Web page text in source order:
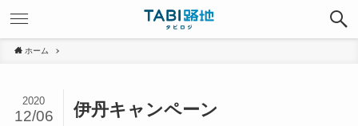
ホーム
伊丹キャンペーン
2020
12/06